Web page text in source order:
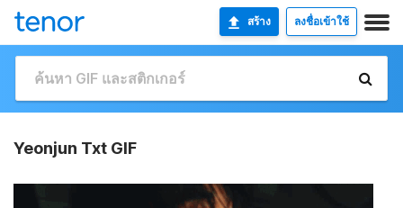
สร้าง ลงชื่อเข้าใช้
Yeonjun Txt GIF